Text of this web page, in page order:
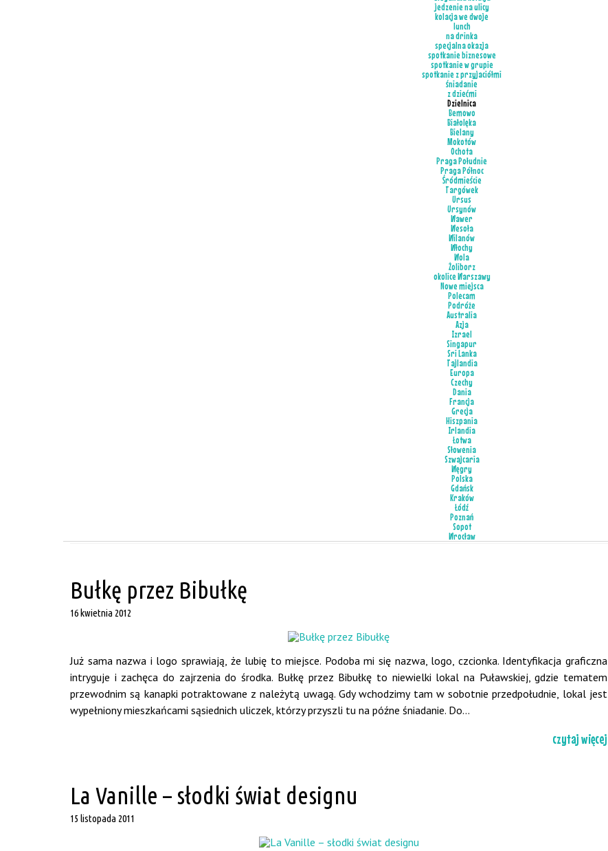
jedzenie na ulicy
kolacja we dwoje
lunch
na drinka
specjalna okazja
spotkanie biznesowe
spotkanie w grupie
spotkanie z przyjaciółmi
śniadanie
z dziećmi
Dzielnica
Bemowo
Białolęka
Bielany
Mokotów
Ochota
Praga Południe
Praga Północ
Śródmieście
Targówek
Ursus
Ursynów
Wawer
Wesoła
Wilanów
Włochy
Wola
Żoliborz
okolice Warszawy
Nowe miejsca
Polecam
Podróże
Australia
Azja
Izrael
Singapur
Sri Lanka
Tajlandia
Europa
Czechy
Dania
Francja
Grecja
Hiszpania
Irlandia
Łotwa
Słowenia
Szwajcaria
Węgry
Polska
Gdańsk
Kraków
Łódź
Poznań
Sopot
Wrocław
Bułkę przez Bibułkę
16 kwietnia 2012
Już sama nazwa i logo sprawiają, że lubię to miejsce. Podoba mi się nazwa, logo, czcionka. Identyfikacja graficzna
intryguje i zachęca do zajrzenia do środka. Bułkę przez Bibułkę to niewielki lokal na Puławskiej, gdzie tematem
przewodnim są kanapki potraktowane z należytą uwagą. Gdy wchodzimy tam w sobotnie przedpołudnie, lokal jest
wypełniony mieszkańcami sąsiednich uliczek, którzy przyszli tu na późne śniadanie. Do...
czytaj więcej
La Vanille – słodki świat designu
15 listopada 2011